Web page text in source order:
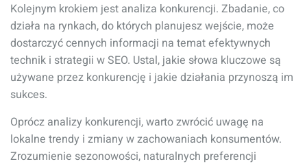
Kolejnym krokiem jest analiza konkurencji. Zbadanie, co
działa na rynkach, do których planujesz wejście, może
dostarczyć cennych informacji na temat efektywnych
technik i strategii w SEO. Ustal, jakie słowa kluczowe są
używane przez konkurencję i jakie działania przynoszą im
sukces.
Oprócz analizy konkurencji, warto zwrócić uwagę na
lokalne trendy i zmiany w zachowaniach konsumentów.
Zrozumienie sezonowości, naturalnych preferencji